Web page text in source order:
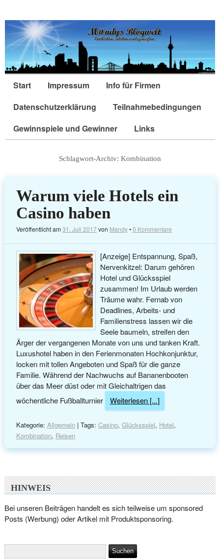
Start Impressum
Info für Firmen
Datenschutzerklärung
Teilnahmebedingungen
Gewinnspiele und Gewinner
Links
Schlagwort-Archiv: Kombination
Warum viele Hotels ein
Casino haben
Veröffentlicht am31. Juli 2017von Mandy•0 Kommentare
[Anzeige] Entspannung, Spaß,
Nervenkitzel: Darum gehören
Hotel und Glücksspiel
zusammen! Im Urlaub werden
Träume wahr. Fernab von
Deadlines, Arbeits- und
Familienstress lassen wir die
Seele baumeln, streifen den
Ärger der vergangenen Monate von uns und tanken Kraft.
Luxushotel haben in den Ferienmonaten Hochkonjunktur,
locken mit tollen Angeboten und Spaß für die ganze
Familie. Während der Nachwuchs auf Bananenbooten
über das Meer düst oder mit Gleichaltrigen das
wöchentliche Fußballturnier
Weiterlesen [...]
Kategorie: Allgemein| Tags: Casino, Glücksspiel, Hotel,
Kombination, Reisen
HINWEIS
Bei unseren Beiträgen handelt es sich teilweise um sponsored
Posts (Werbung) oder Artikel mit Produktsponsoring.